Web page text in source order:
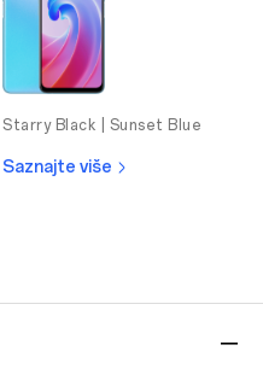
Starry Black | Sunset Blue
Saznajte više